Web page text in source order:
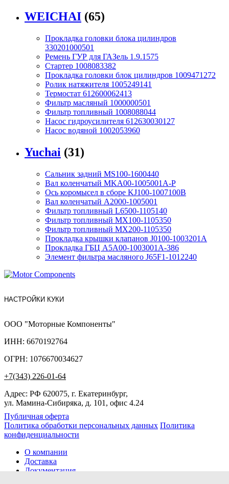
WEICHAI (65)
Прокладка головки блока цилиндров
330201000501
Ремень ГУР для ГАЗель 1.9.1575
Стартер 1008083382
Прокладка головки блок цилиндров 1009471272
Ролик натяжителя 1005249141
Термостат 612600062413
Фильтр масляный 1000000501
Фильтр топливный 1008088044
Насос гидроусилителя 612630030127
Насос водяной 1002053960
Yuchai (31)
Сальник задний MS100-1600440
Вал коленчатый MKA00-1005001A-P
Ось коромысел в сборе KJ100-1007100B
Вал коленчатый A2000-1005001
Фильтр топливный L6500-1105140
Фильтр топливный MX100-1105350
Фильтр топливный MX200-1105350
Прокладка крышки клапанов J0100-1003201A
Прокладка ГБЦ A5A00-1003001A-386
Элемент фильтра масляного J65F1-1012240
НАСТРОЙКИ КУКИ
ООО "Моторные Компоненты"
ИНН: 6670192764
ОГРН: 1076670034627
+7(343) 226-01-64
Адрес: РФ 620075, г. Екатеринбург,
ул. Мамина-Сибиряка, д. 101, офис 4.24
Публичная оферта
Политика обработки персональных данных Политика
конфиденциальности
О компании
Доставка
Документация